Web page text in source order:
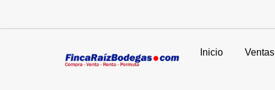
Inicio Ventas